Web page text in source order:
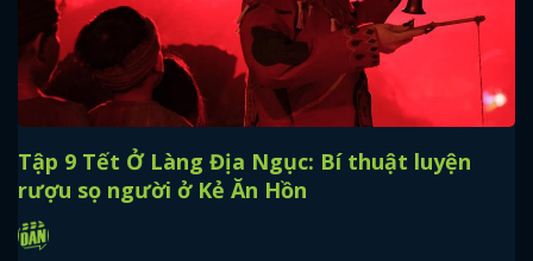
Tập 9 Tết Ở Làng Địa Ngục: Bí thuật luyện
rượu sọ người ở Kẻ Ăn Hồn